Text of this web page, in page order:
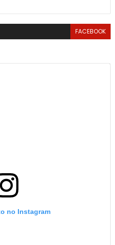
FACEBOOK
no Instagram